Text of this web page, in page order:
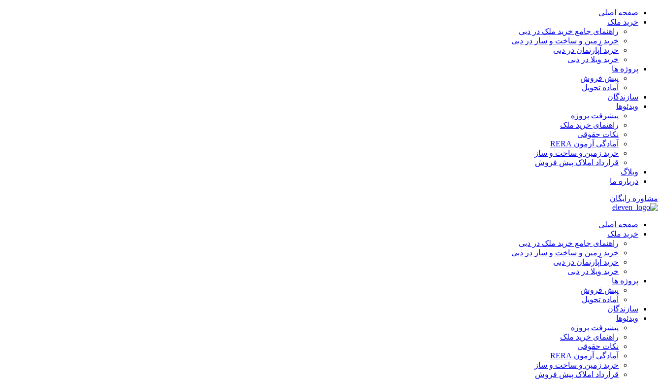
پرش
صفحه اصلی
خرید ملک
راهنمای جامع خرید ملک در دبی
خرید زمین و ساخت‌ و ساز در دبی
خرید آپارتمان در دبی
خرید ویلا در دبی
پروژه ها
پیش فروش
آماده تحویل
سازندگان
ویدئوها
پیشرفت پروژه
راهنمای خرید ملک
نکات حقوقی
آمادگی آزمون RERA
خرید زمین و ساخت و ساز
قرارداد املاک پیش فروش
وبلاگ
درباره ما
مشاوره رایگان
صفحه اصلی
خرید ملک
راهنمای جامع خرید ملک در دبی
خرید زمین و ساخت‌ و ساز در دبی
خرید آپارتمان در دبی
خرید ویلا در دبی
پروژه ها
پیش فروش
آماده تحویل
سازندگان
ویدئوها
پیشرفت پروژه
راهنمای خرید ملک
نکات حقوقی
آمادگی آزمون RERA
خرید زمین و ساخت و ساز
قرارداد املاک پیش فروش